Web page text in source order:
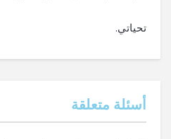
تحياتي.
أسئلة متعلقة